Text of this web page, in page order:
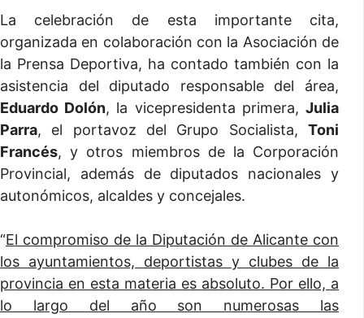
La celebración de esta importante cita,
organizada en colaboración con la Asociación de
la Prensa Deportiva, ha contado también con la
asistencia del diputado responsable del área,
Eduardo Dolón, la vicepresidenta primera,Julia
Parra, el portavoz del Grupo Socialista, Toni
Francés, y otros miembros de la Corporación
Provincial, además de diputados nacionales y
autonómicos, alcaldes y concejales.
“El compromiso de la Diputación de Alicante con
los ayuntamientos, deportistas y clubes de la
provincia en esta materia es absoluto. Por ello, a
lo largo del año son numerosas las